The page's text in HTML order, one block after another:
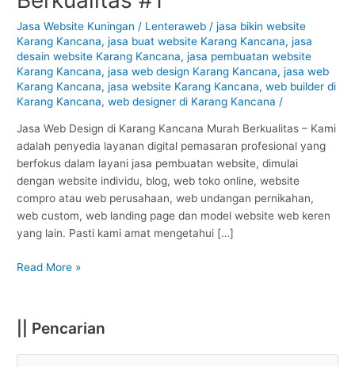
Jasa Website Kuningan / Lenteraweb /jasa bikin website
Karang Kancana,jasa buat website Karang Kancana,jasa
desain website Karang Kancana,jasa pembuatan website
Karang Kancana,jasa web design Karang Kancana,jasa web
Karang Kancana,jasa website Karang Kancana,web builder di
Karang Kancana,web designer di Karang Kancana /
Jasa Web Design di Karang Kancana Murah Berkualitas – Kami
adalah penyedia layanan digital pemasaran profesional yang
berfokus dalam layani jasa pembuatan website, dimulai
dengan website individu, blog, web toko online, website
compro atau web perusahaan, web undangan pernikahan,
web custom, web landing page dan model website web keren
yang lain. Pasti kami amat mengetahui […]
Karang
Kancana
–
Kuningan
:
Murah
Berkualitas
#1
Read More »
|| Pencarian